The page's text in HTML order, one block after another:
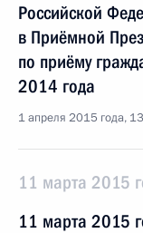
Российской
в Приёмной
по приёму
2014 года
1 апреля 2015 года,
11 марта 2015
11 марта 2015